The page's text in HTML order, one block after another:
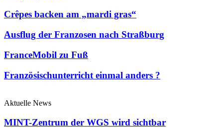
Crêpes backen am „mardi gras“
Ausflug der Franzosen nach Straßburg
FranceMobil zu Fuß
Französischunterricht einmal anders ?
Aktuelle News
MINT-Zentrum der WGS wird sichtbar